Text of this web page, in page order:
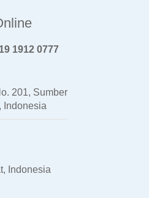
1912 0777
201, Sumber
Indonesia
Indonesia